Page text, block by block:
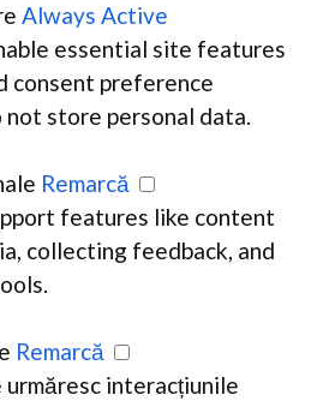
Always Active
essential site features
consent preference
store personal data.
Remarcă
features like content
collecting feedback, and
Remarcă
interacțiunile